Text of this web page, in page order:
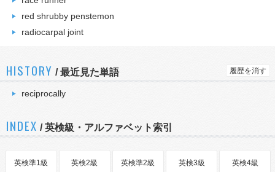
red shrubby penstemon
radiocarpal joint
HISTORY /最近見た単語 履歴を消す
reciprocally
INDEX / 英検級・アルファベット索引
英検準1級 英検2級 英検準2級 英検3級 英検4級